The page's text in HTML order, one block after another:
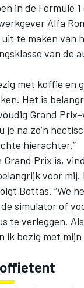
in de Formule
Alfa
te maken van
van de
met koffie en
Het is
Grand
je na zo’n
hierachter.”
Prix is,
voor
Bottas. “We
simulator of
te verleggen.
bezig met